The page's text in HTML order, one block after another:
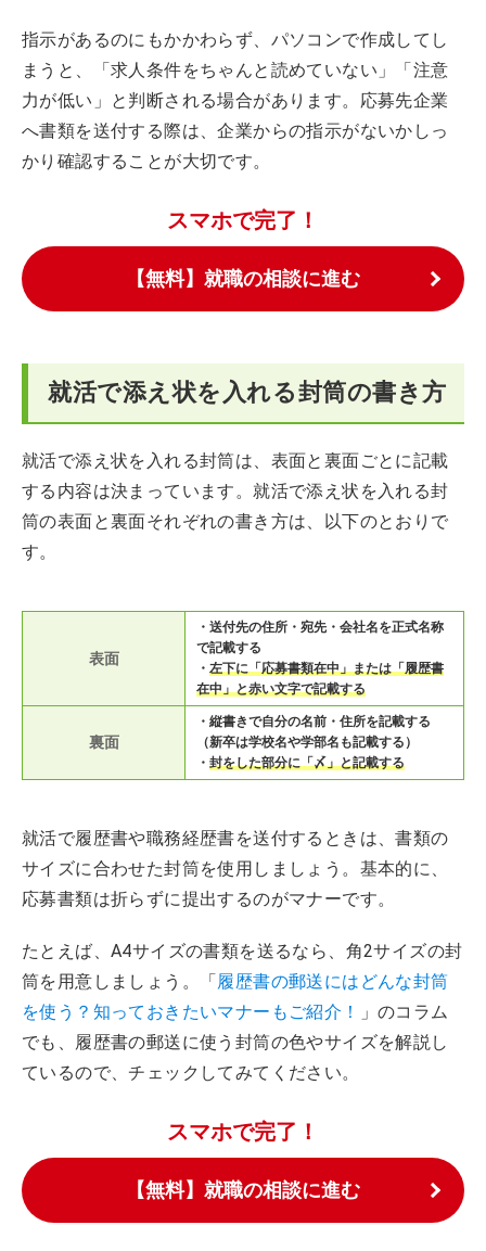
指示があるのにもかかわらず、パソコンで作成してし
まうと、「求人条件をちゃんと読めていない」「注意
力が低い」と判断される場合があります。応募先企業
へ書類を送付する際は、企業からの指示がないかしっ
かり確認することが大切です。
スマホで完了！
【無料】就職の相談に進む
就活で添え状を入れる封筒の書き方
就活で添え状を入れる封筒は、表面と裏面ごとに記載
する内容は決まっています。就活で添え状を入れる封
筒の表面と裏面それぞれの書き方は、以下のとおりで
す。
表面
・送付先の住所・宛先・会社名を正式名称
で記載する
・ 左下に「応募書類在中」または「履歴書
在中」と赤い文字で記載する
裏面
・縦書きで自分の名前・住所を記載する
（新卒は学校名や学部名も記載する）
・ 封をした部分に「〆」と記載する
就活で履歴書や職務経歴書を送付するときは、書類の
サイズに合わせた封筒を使用しましょう。基本的に、
応募書類は折らずに提出するのがマナーです。
たとえば、A4サイズの書類を送るなら、角2サイズの封
筒を用意しましょう。「 履歴書の郵送にはどんな封筒
を使う？知っておきたいマナーもご紹介！
」のコラム
でも、履歴書の郵送に使う封筒の色やサイズを解説し
ているので、チェックしてみてください。
スマホで完了！
【無料】就職の相談に進む